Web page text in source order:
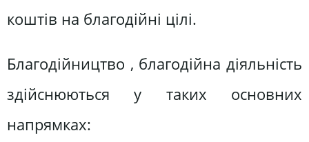
коштів на благодійні цілі.
Благодійництво , благодійна діяльність
здійснюються у таких основних
напрямках: